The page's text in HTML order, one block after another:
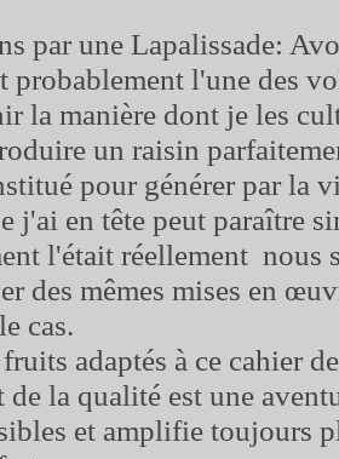
par une Lapalissade:
probablement l'une des
la manière dont je les
un raisin
pour générer par
j'ai en tête peut paraître
l'était réellement nous
des mêmes mises en
cas.
adaptés à ce cahier
de la qualité est une
et amplifie toujours